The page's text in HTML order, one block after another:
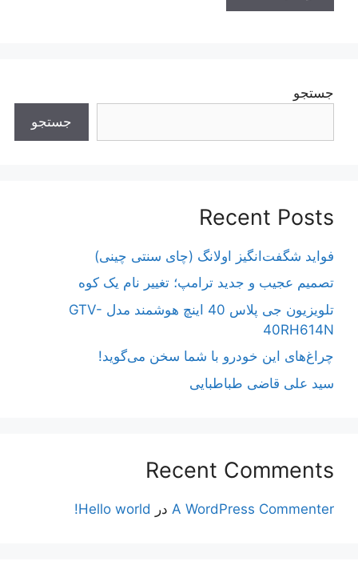
جستجو
جستجو
Recent Posts
فواید شگفت‌انگیز اولانگ (چای سنتی چینی)
تصمیم عجیب و جدید ترامپ؛ تغییر نام یک کوه
تلویزیون جی پلاس 40 اینچ هوشمند مدل GTV-
40RH614N
چراغ‌های این خودرو با شما سخن می‌گوید!
سید علی قاضی طباطبایی
Recent Comments
A WordPress Commenter در Hello world!